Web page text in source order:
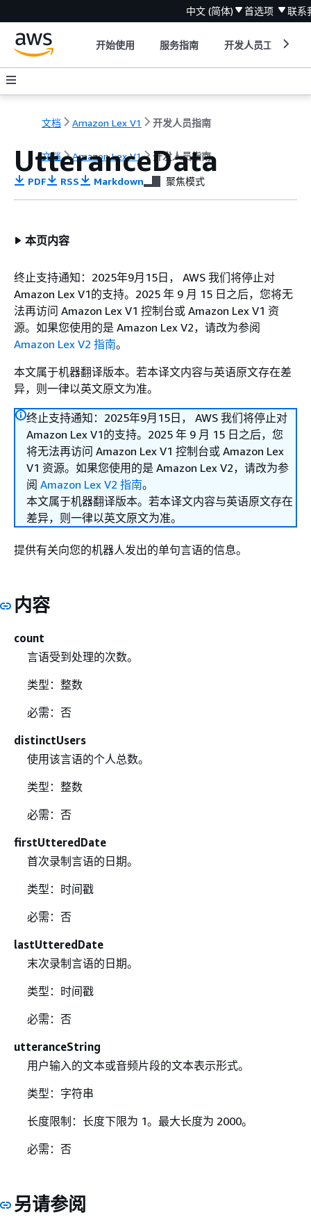
中文 (简体) 首选项 联系
开始使用 服务指南 开发人员工具
文档 Amazon Lex V1 开发人员指南
文档 Amazon Lex V1 开发人员指南
UtteranceData
PDF RSS Markdown 聚焦模式
本页内容
终止支持通知：2025年9月15日， AWS 我们将停止对
Amazon Lex V1的支持。2025 年 9 月 15 日之后，您将无
法再访问 Amazon Lex V1 控制台或 Amazon Lex V1 资
源。如果您使用的是 Amazon Lex V2，请改为参阅
Amazon Lex V2 指南。
本文属于机器翻译版本。若本译文内容与英语原文存在差
异，则一律以英文原文为准。
终止支持通知：2025年9月15日， AWS 我们将停止对
Amazon Lex V1的支持。2025 年 9 月 15 日之后，您
将无法再访问 Amazon Lex V1 控制台或 Amazon Lex
V1 资源。如果您使用的是 Amazon Lex V2，请改为参
阅 Amazon Lex V2 指南。
本文属于机器翻译版本。若本译文内容与英语原文存在
差异，则一律以英文原文为准。
提供有关向您的机器人发出的单句言语的信息。
内容
count
言语受到处理的次数。
类型：整数
必需：否
distinctUsers
使用该言语的个人总数。
类型：整数
必需：否
firstUtteredDate
首次录制言语的日期。
类型：时间戳
必需：否
lastUtteredDate
末次录制言语的日期。
类型：时间戳
必需：否
utteranceString
用户输入的文本或音频片段的文本表示形式。
类型：字符串
长度限制：长度下限为 1。最大长度为 2000。
必需：否
另请参阅